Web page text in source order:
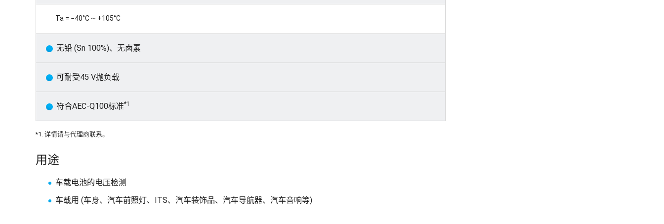
Ta = −40°C ~ +105°C
无铅 (Sn 100%)、无卤素
可耐受45 V抛负载
符合AEC-Q100标准*1
*1. 详情请与代理商联系。
用途
车载电池的电压检测
车载用 (车身、汽车前照灯、ITS、汽车装饰品、汽车导航器、汽车音响等)